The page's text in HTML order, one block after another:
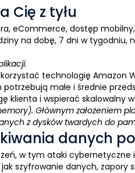
Cię z tyłu
eCommerce, dostęp mobilny,
na dobę, 7 dni w tygodniu,
technologię Amazon
małe i średnie
klienta i wspierać skalowalny
Głównym założeniem
z dysków twardych do
danych
w tym ataki cybernetyczne
szyfrowanie danych, zapory